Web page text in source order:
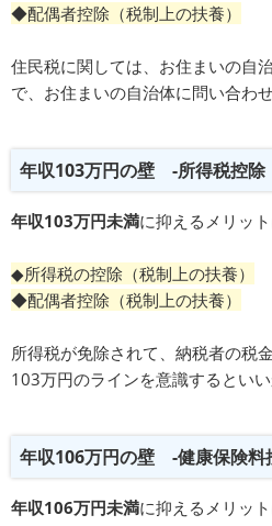
◆配偶者控除（税制上の扶養）
住民税に関しては、お住まいの自
で、お住まいの自治体に問い合わ
年収103万円の壁 -所得税控除
年収103万円未満に抑えるメリット
◆所得税の控除（税制上の扶養）
◆配偶者控除（税制上の扶養）
所得税が免除されて、納税者の税
103万円のラインを意識するといい
年収106万円の壁 -健康保険料
年収106万円未満に抑えるメリット